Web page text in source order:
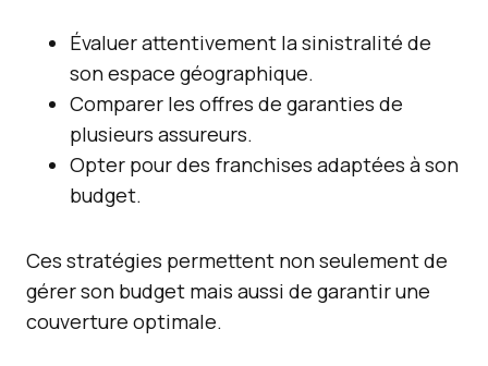
Évaluer attentivement la sinistralité de
son espace géographique.
Comparer les offres de garanties de
plusieurs assureurs.
Opter pour des franchises adaptées à son
budget.
Ces stratégies permettent non seulement de
gérer son budget mais aussi de garantir une
couverture optimale.